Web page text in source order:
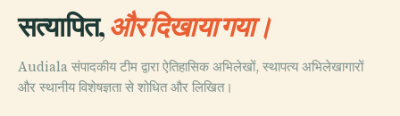
सत्यापित,और दिखाया गया।
Audiala संपादकीय टीम द्वारा ऐतिहासिक अभिलेखों, स्थापत्य अभिलेखागारों
और स्थानीय विशेषज्ञता से शोधित और लिखित।